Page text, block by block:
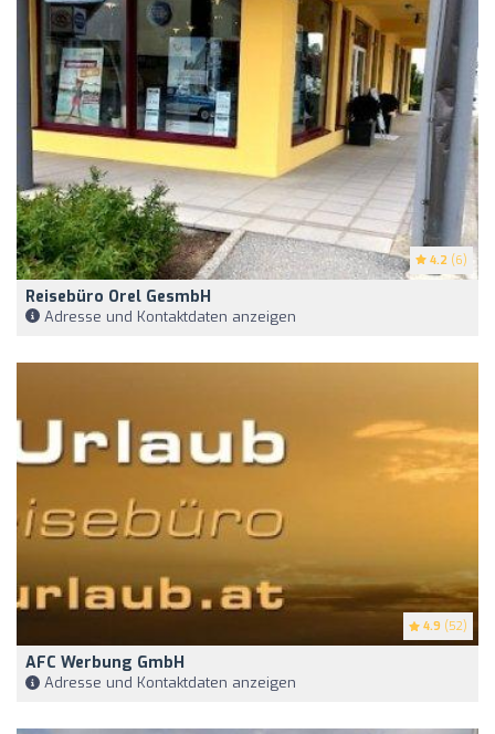
4.2 (6)
Reisebüro Orel GesmbH
Adresse und Kontaktdaten anzeigen
4.9 (52)
AFC Werbung GmbH
Adresse und Kontaktdaten anzeigen